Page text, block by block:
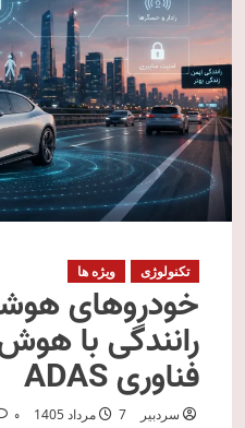
تکنولوژی ویژه ها
خودروهای
رانندگی با
فناوری ADAS
سردبیر 7 مرداد 1405 0